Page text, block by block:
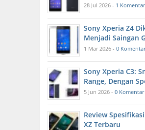
28 Jul 2026 - 1 Komentar
Sony Xperia Z4
Menjadi Saingan
1 Mar 2026 - 0 Komentar
Sony Xperia C3:
Range, Dengan
5 Jun 2026 - 0 Komentar
Review
XZ Terbaru